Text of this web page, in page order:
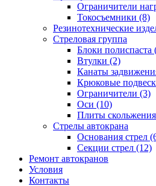
Ограничители
Токосъемники (8)
Резинотехнические
Стреловая группа
Блоки полиспаста
Втулки (2)
Канаты
Крюковые
Ограничители (3)
Оси (10)
Плиты скольжения
Стрелы автокрана
Основания стрел
Секции стрел (12)
Ремонт автокранов
Условия
Контакты